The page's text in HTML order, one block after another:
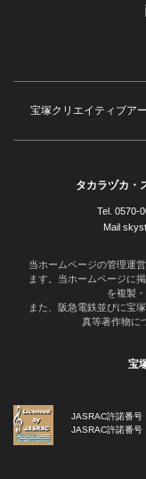
宝塚クリエイティブア
タカラヅカ・
Tel. 0570-
Mail
当ホームページの管理運
ます。当ホームページに
を複製
また、阪急電鉄並びに宝
真等著作物に
宝
JASRAC許諾番
JASRAC許諾番